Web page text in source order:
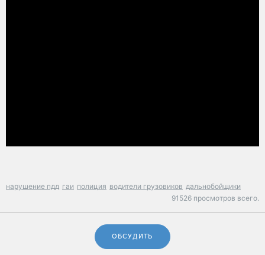
нарушение пдд гаи полиция водители грузовиков дальнобойщики
91526 просмотров всего.
ОБСУДИТЬ